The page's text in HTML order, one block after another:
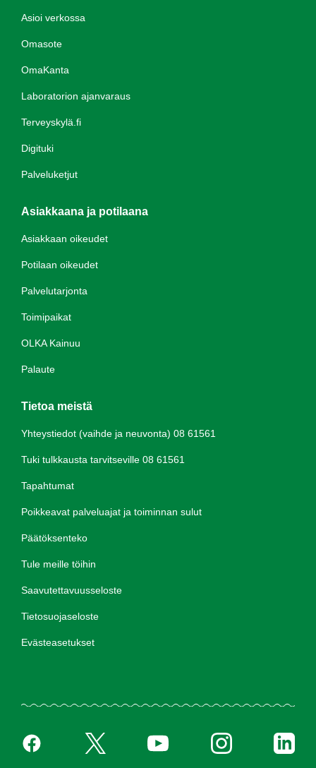
Asioi verkossa
Omasote
OmaKanta
Laboratorion ajanvaraus
Terveyskylä.fi
Digituki
Palveluketjut
Asiakkaana ja potilaana
Asiakkaan oikeudet
Potilaan oikeudet
Palvelutarjonta
Toimipaikat
OLKA Kainuu
Palaute
Tietoa meistä
Yhteystiedot (vaihde ja neuvonta) 08 61561
Tuki tulkkausta tarvitseville 08 61561
Tapahtumat
Poikkeavat palveluajat ja toiminnan sulut
Päätöksenteko
Tule meille töihin
Saavutettavuusseloste
Tietosuojaseloste
Evästeasetukset